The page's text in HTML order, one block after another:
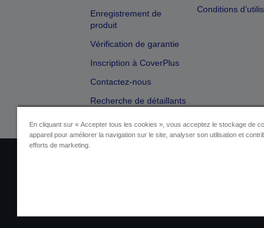
Enregistrement de
produit
Vérification de garantie
Inscription à CoverPlus
Contactez-nous
Recherche de détaillants
Conditions
En cliquant sur « Accepter tous les cookies », vous acceptez le stockage de
appareil pour améliorer la navigation sur le site, analyser son utilisation et
efforts de marketing.